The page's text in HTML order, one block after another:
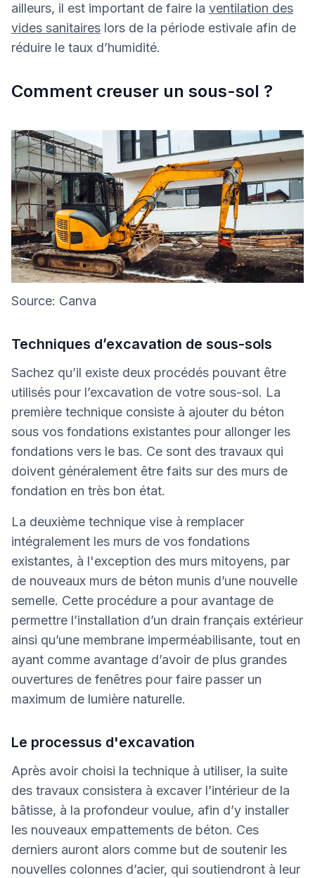
ailleurs, il est important de faire la ventilation des
vides sanitaires lors de la période estivale afin de
réduire le taux d’humidité.
Comment creuser un sous-sol ?
Source: Canva
Techniques d’excavation de sous-sols
Sachez qu’il existe deux procédés pouvant être
utilisés pour l’excavation de votre sous-sol. La
première technique consiste à ajouter du béton
sous vos fondations existantes pour allonger les
fondations vers le bas. Ce sont des travaux qui
doivent généralement être faits sur des murs de
fondation en très bon état.
La deuxième technique vise à remplacer
intégralement les murs de vos fondations
existantes, à l'exception des murs mitoyens, par
de nouveaux murs de béton munis d’une nouvelle
semelle. Cette procédure a pour avantage de
permettre l’installation d’un drain français extérieur
ainsi qu’une membrane imperméabilisante, tout en
ayant comme avantage d’avoir de plus grandes
ouvertures de fenêtres pour faire passer un
maximum de lumière naturelle.
Le processus d'excavation
Après avoir choisi la technique à utiliser, la suite
des travaux consistera à excaver l’intérieur de la
bâtisse, à la profondeur voulue, afin d’y installer
les nouveaux empattements de béton. Ces
derniers auront alors comme but de soutenir les
nouvelles colonnes d’acier, qui soutiendront à leur